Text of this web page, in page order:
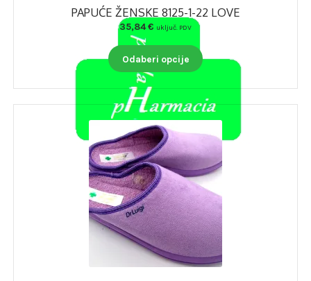
PAPUĆE ŽENSKE 8125-1-22 LOVE
35,84€ uključ. PDV
Odaberi opcije
Ovaj
proizvod
više
varijanti.
mogu
odabrati
na
stranici
proizvoda